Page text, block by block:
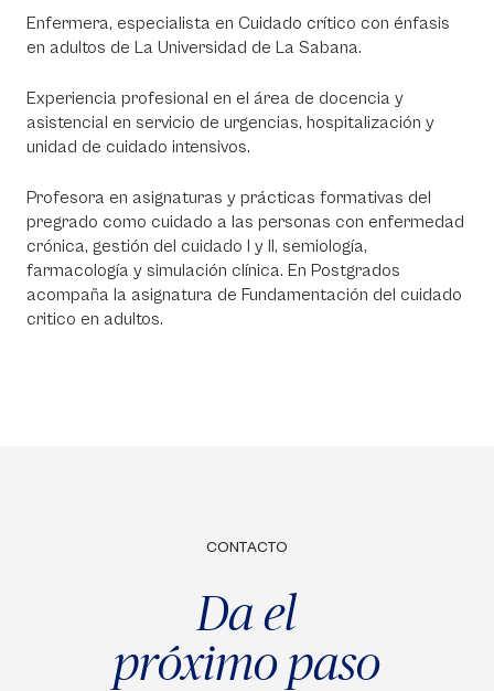
Enfermera, especialista en Cuidado crítico con énfasis
en adultos de La Universidad de La Sabana.
Experiencia profesional en el área de docencia y
asistencial en servicio de urgencias, hospitalización y
unidad de cuidado intensivos.
Profesora en asignaturas y prácticas formativas del
pregrado como cuidado a las personas con enfermedad
crónica, gestión del cuidado I y II, semiología,
farmacología y simulación clínica. En Postgrados
acompaña la asignatura de Fundamentación del cuidado
critico en adultos.
CONTACTO
Da el
próximo paso